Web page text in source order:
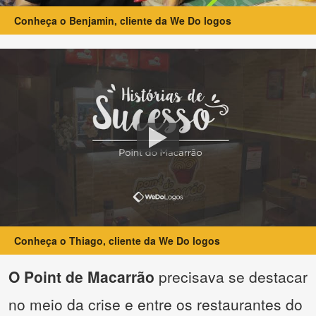
Conheça o Benjamin, cliente da We Do logos
Conheça o Thiago, cliente da We Do logos
O Point de Macarrão precisava se destacar
no meio da crise e entre os restaurantes do